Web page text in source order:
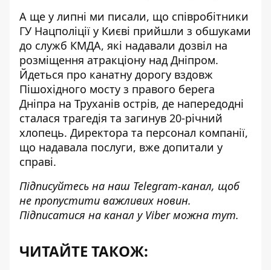
А ще у липні ми писали, що співробітники
ГУ Нацполіції у Києві прийшли з обшуками
до служб КМДА, які надавали дозвіл на
розміщення атракціону над Дніпром.
Йдеться про канатну дорогу вздовж
Пішохідного мосту з правого берега
Дніпра на Труханів острів, де напередодні
сталася трагедія та загинув 20-річний
хлопець. Директора та персонал компанії,
що надавала послуги, вже допитали у
справі.
Підписуйтесь на наш Telegram-канал, щоб
не пропустити важливих новин.
Підписатися на канал у Viber можна тут.
ЧИТАЙТЕ ТАКОЖ: